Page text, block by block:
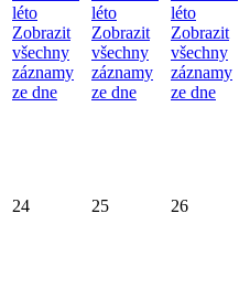
léto
Zobrazit
všechny
záznamy
ze dne
léto
Zobrazit
všechny
záznamy
ze dne
léto
Zobrazit
všechny
záznamy
ze dne
24 25 26